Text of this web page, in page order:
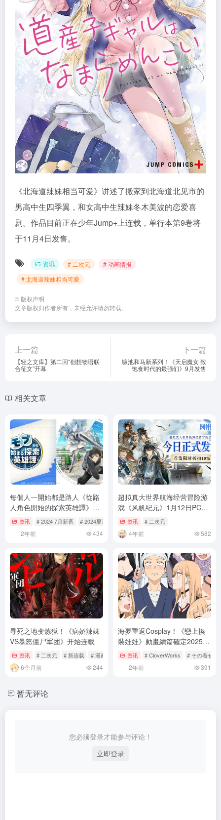
《北海道辣妹相当可爱》讲述了搬家到北海道北见市的
男高中生四季翼，和女高中生辣妹冬木美波的恋爱喜
剧。作品目前正在少年Jump+上连载，单行本第9卷将
于11月4日发售。
资讯 # 二次元
# 动画情报
# 北海道辣妹相当可爱
© 版权声明
文章版权归作者所有，未经允许请勿转载。
上一篇
【轻之文库】第二回“创想物语联
合征文”开幕
下一篇
镰池和马新系列！《天启魔女 致
饱食时代的最强们》9月发售
相关文章
每個人一開始都是路人《從路
人角色開始的探索英雄譚》確
定7月6日開播！天月、May’n
资讯 # 2024 7月新番 # 2024夏番 # 7月新番
2年前 434
超拟真大世界航海经营冒险游
戏《风帆纪元》1月12日PC端
正式发售！
资讯 # 二次元
4年前 582
寻死之地变炼狱！《病娇辣妹
VS暴怒僵尸军团》开始连载
资讯 # 二次元 # 新连载 # 漫画
6个月前 244
海夢重返Cosplay！《戀上換
裝娃娃》動畫續篇確定2025年
開播！
资讯 # CloverWorks # その着せ替
2年前 391
暂无评论
您必须登录才能参与评论！
立即登录